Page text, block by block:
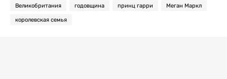
Великобритания годовщина принц гарри Меган Маркл
королевская семья